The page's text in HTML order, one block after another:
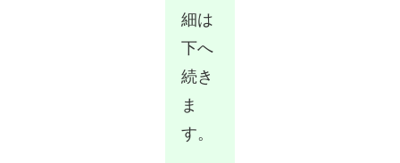
細は
下へ
続き
ま
す。